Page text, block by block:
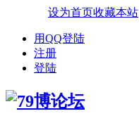
设为首页收藏本站
用QQ登陆
注册
登陆